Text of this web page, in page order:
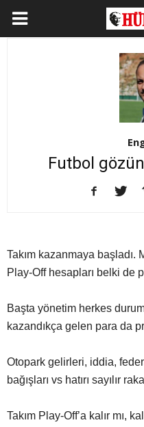
Futbol
Takım kazanmaya
Play-Off hesapları belki de
Başta yönetim herkes
kazandıkça gelen para da
Otopark gelirleri, iddia,
bağışları vs hatırı sayılır
Takım Play-Off’a kalır mı,